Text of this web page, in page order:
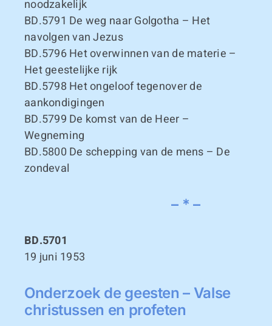
noodzakelijk
BD.5791 De weg naar Golgotha – Het
navolgen van Jezus
BD.5796Het overwinnen van de materie –
Het geestelijke rijk
BD.5798 Het ongeloof tegenover de
aankondigingen
BD.5799 De komst van de Heer –
Wegneming
BD.5800 De schepping van de mens – De
zondeval
– * –
BD.5701
19 juni 1953
Onderzoek de geesten – Valse
christussen en profeten